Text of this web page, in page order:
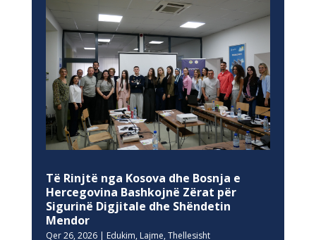
Të Rinjtë nga Kosova dhe Bosnja e
Hercegovina Bashkojnë Zërat për
Sigurinë Digjitale dhe Shëndetin
Mendor
Qer 26, 2026| Edukim, Lajme, Thellesisht